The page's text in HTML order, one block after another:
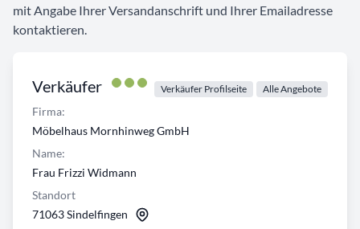
Verkäufer Verkäufer Profilseite Alle Angebote
Firma:
Möbelhaus Mornhinweg GmbH
Name:
Frau Frizzi Widmann
Standort
71063 Sindelfingen
mit Angabe Ihrer Versandanschrift und Ihrer Emailadresse
kontaktieren.